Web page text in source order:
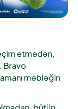
etmədən,
Bravo
məbləğin